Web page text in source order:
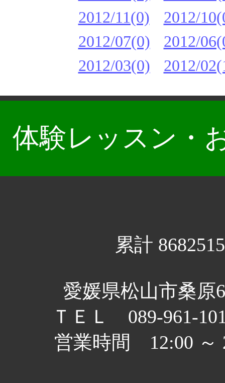
2012/11(0)
2012/
2012/07(0)
2012/
2012/03(0)
2012/
体験レッスン・
累計
愛媛県松山市桑原
ＴＥＬ 089-961-
営業時間 12:00